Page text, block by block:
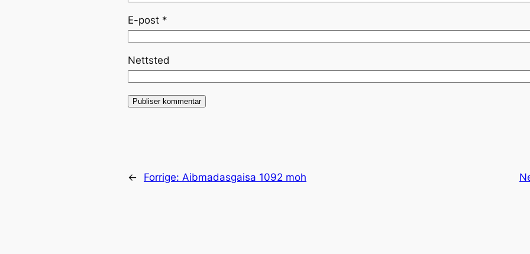
E-post *
Nettsted
← Forrige: Aibmadasgaisa 1092 moh